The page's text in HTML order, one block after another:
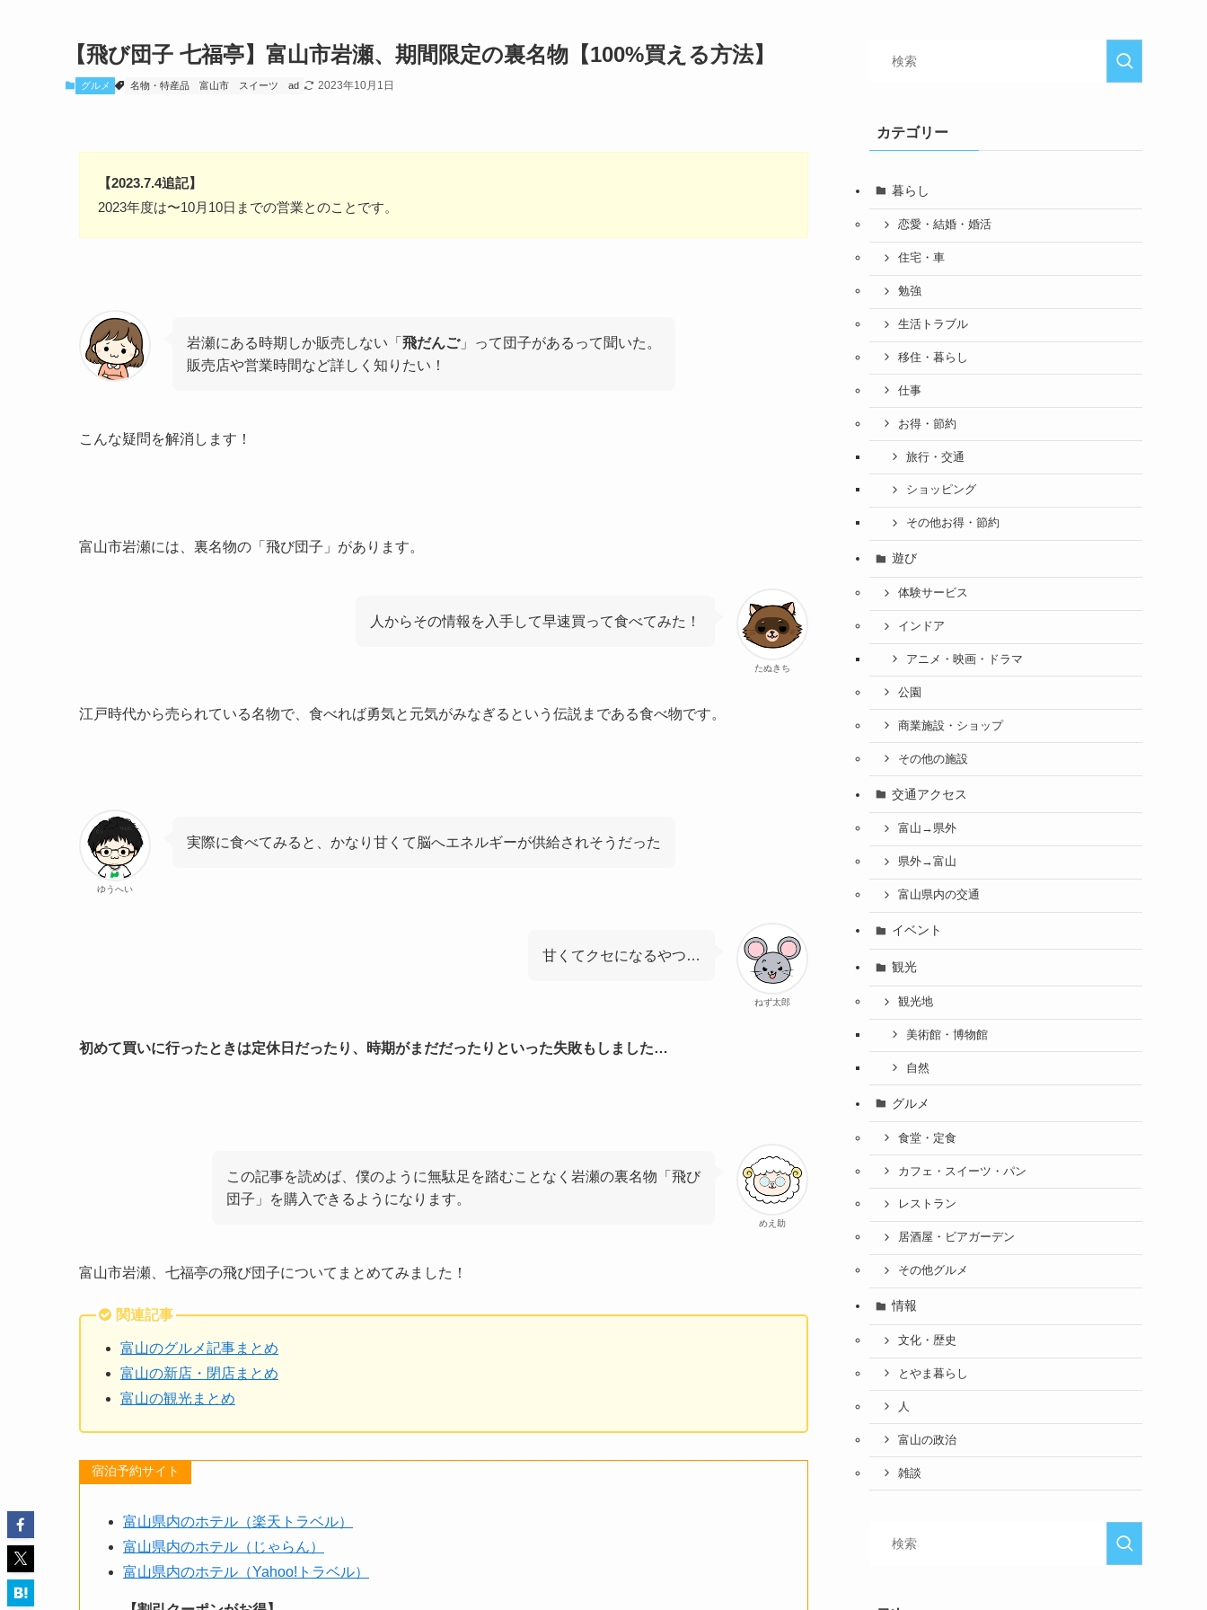
【飛び団子 七福亭】富山市岩瀬、期間限定の裏名物【100%買える方法】
グルメ 名物・特産品 富山市 スイーツ ad 2023年10月1日
【2023.7.4追記】
2023年度は〜10月10日までの営業とのことです。
岩瀬にある時期しか販売しない「 飛だんご」って団子があるって聞いた。
販売店や営業時間など詳しく知りたい！
こんな疑問を解消します！
富山市岩瀬には、裏名物の「飛び団子」があります。
たぬきち
人からその情報を入手して早速買って食べてみた！
江戸時代から売られている名物で、食べれば勇気と元気がみなぎるという伝説まである食べ物です。
ゆうへい
実際に食べてみると、かなり甘くて脳へエネルギーが供給されそうだった
ねず太郎
甘くてクセになるやつ…
初めて買いに行ったときは定休日だったり、時期がまだだったりといった失敗もしました…
めえ助
この記事を読めば、僕のように無駄足を踏むことなく岩瀬の裏名物「飛び
団子」を購入できるようになります。
富山市岩瀬、七福亭の飛び団子についてまとめてみました！
関連記事
富山のグルメ記事まとめ
富山の新店・閉店まとめ
富山の観光まとめ
宿泊予約サイト
富山県内のホテル（楽天トラベル）
富山県内のホテル（じゃらん）
富山県内のホテル（Yahoo!トラベル）
カテゴリー
暮らし
恋愛・結婚・婚活
住宅・車
勉強
生活トラブル
移住・暮らし
仕事
お得・節約
旅行・交通
ショッピング
その他お得・節約
遊び
体験サービス
インドア
アニメ・映画・ドラマ
公園
商業施設・ショップ
その他の施設
交通アクセス
富山→県外
県外→富山
富山県内の交通
イベント
観光
観光地
美術館・博物館
自然
グルメ
食堂・定食
カフェ・スイーツ・パン
レストラン
居酒屋・ビアガーデン
その他グルメ
情報
文化・歴史
とやま暮らし
人
富山の政治
雑談